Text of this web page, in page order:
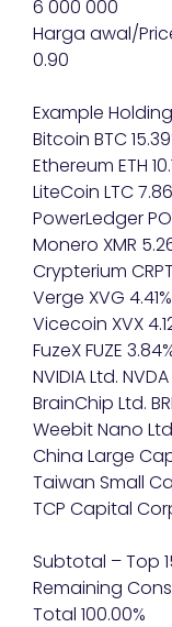
6 000 000
Harga awal/
0.90
Example
Bitcoin BTC
Ethereum ETH
LiteCoin LTC
PowerLedger
Monero XMR
Crypterium CRPT
Verge XVG 4.41%
Vicecoin XVX
FuzeX FUZE
NVIDIA Ltd.
BrainChip Ltd.
Weebit Nano
China Large
Taiwan Small
TCP Capital
Subtotal – Top
Remaining
Total 100.00%